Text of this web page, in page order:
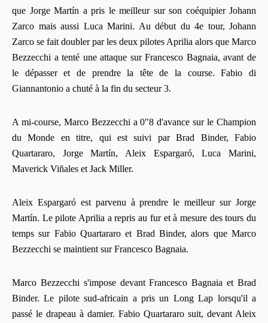
que Jorge Martín a pris le meilleur sur son coéquipier Johann
Zarco mais aussi Luca Marini. Au début du 4e tour, Johann
Zarco se fait doubler par les deux pilotes Aprilia alors que Marco
Bezzecchi a tenté une attaque sur Francesco Bagnaia, avant de
le dépasser et de prendre la tête de la course. Fabio di
Giannantonio a chuté à la fin du secteur 3.
A mi-course, Marco Bezzecchi a 0"8 d'avance sur le Champion
du Monde en titre, qui est suivi par Brad Binder, Fabio
Quartararo, Jorge Martín, Aleix Espargaró, Luca Marini,
Maverick Viñales et Jack Miller.
Aleix Espargaró est parvenu à prendre le meilleur sur Jorge
Martín. Le pilote Aprilia a repris au fur et à mesure des tours du
temps sur Fabio Quartararo et Brad Binder, alors que Marco
Bezzecchi se maintient sur Francesco Bagnaia.
Marco Bezzecchi s'impose devant Francesco Bagnaia et Brad
Binder. Le pilote sud-africain a pris un Long Lap lorsqu'il a
passé le drapeau à damier. Fabio Quartararo suit, devant Aleix